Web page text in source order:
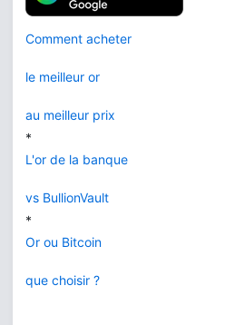
Comment acheter
le meilleur or
au meilleur prix
*
L'or de la banque
vs BullionVault
*
Or ou Bitcoin
que choisir ?